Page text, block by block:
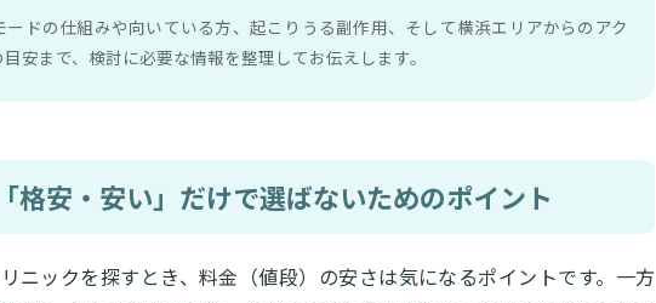
ードの仕組みや向いている方、起こりうる副作用、そして横浜エリアからのアク
安まで、検討に必要な情報を整理してお伝えします。
格安・安い」だけで選ばないためのポイント
ニックを探すとき、料金（値段）の安さは気になるポイントです。一方